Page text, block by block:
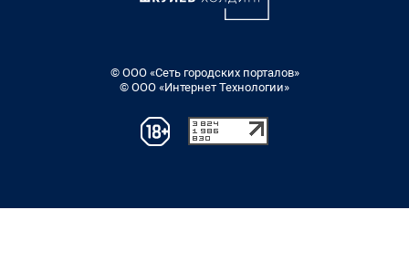
© ООО «Сеть городских порталов»
© ООО «Интернет Технологии»